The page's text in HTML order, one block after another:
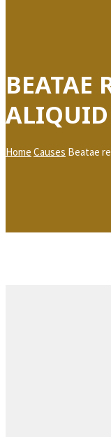
BEATAE
ALIQUID
Home Causes Beatae